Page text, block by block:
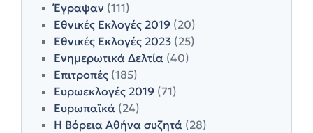
Έγραψαν (111)
Εθνικές Εκλογές 2019 (20)
Εθνικές Εκλογές 2023 (25)
Ενημερωτικά Δελτία (40)
Επιτροπές (185)
Ευρωεκλογές 2019 (71)
Ευρωπαϊκά (24)
Η Βόρεια Αθήνα συζητά (28)